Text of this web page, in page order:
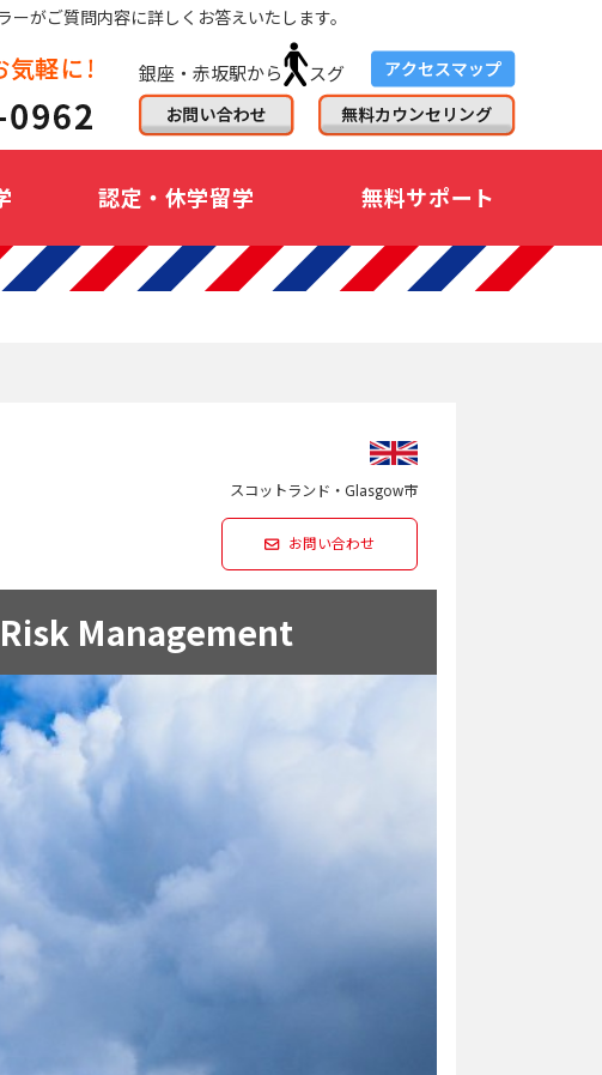
ーがご質問内容に詳しくお答えいたします。
銀座・赤坂駅から スグ
認定・休学留学 無料サポート
スコットランド・Glasgow市
お問い合わせ
Management